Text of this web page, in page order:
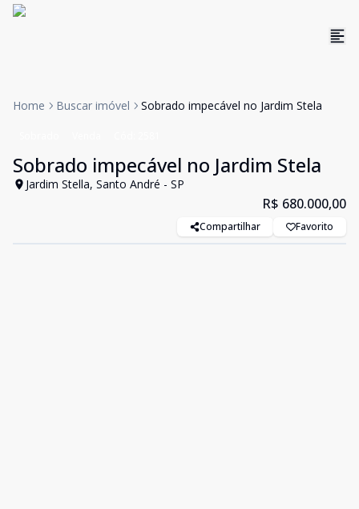
Home Buscar imóvel Sobrado impecável no Jardim Stela
Sobrado impecável no Jardim Stela
Jardim Stella, Santo André - SP
R$ 680.000,00
Compartilhar Favorito